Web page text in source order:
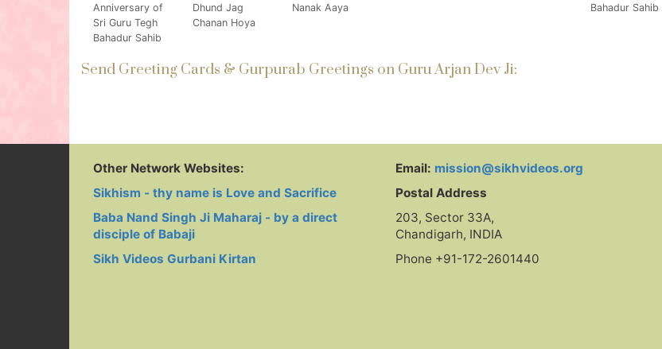
Anniversary of
Sri Guru Tegh
Bahadur Sahib
Dhund Jag
Chanan Hoya
Nanak Aaya
Bahadur Sahib
Send Greeting Cards & Gurpurab Greetings on Guru Arjan Dev Ji:
Other Network Websites:
Sikhism - thy name is Love and Sacrifice
Baba Nand Singh Ji Maharaj - by a direct
disciple of Babaji
Sikh Videos Gurbani Kirtan
Email: mission@sikhvideos.org
Postal Address
203, Sector 33A,
Chandigarh, INDIA
Phone +91-172-2601440